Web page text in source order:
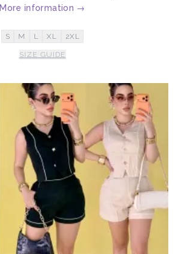
More information →
S M L XL 2XL
SIZE GUIDE